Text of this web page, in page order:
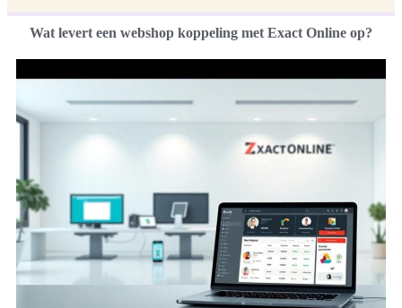
Wat levert een webshop koppeling met Exact Online op?